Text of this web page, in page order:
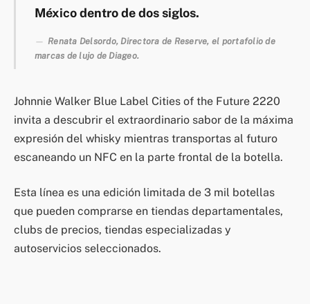
México dentro de dos siglos.
Renata Delsordo, Directora de Reserve, el portafolio de
marcas de lujo de Diageo.
Johnnie Walker Blue Label Cities of the Future 2220
invita a descubrir el extraordinario sabor de la máxima
expresión del whisky mientras transportas al futuro
escaneando un NFC en la parte frontal de la botella.
Esta línea es una edición limitada de 3 mil botellas
que pueden comprarse en tiendas departamentales,
clubs de precios, tiendas especializadas y
autoservicios seleccionados.